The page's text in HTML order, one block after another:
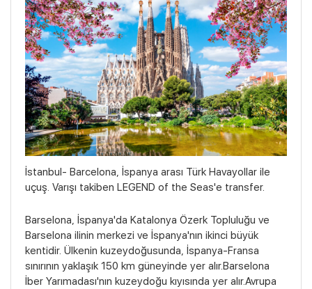
İstanbul- Barcelona, İspanya arası Türk Havayollar ile
uçuş. Varışı takiben LEGEND of the Seas'e transfer.
Barselona, İspanya'da Katalonya Özerk Topluluğu ve
Barselona ilinin merkezi ve İspanya'nın ikinci büyük
kentidir. Ülkenin kuzeydoğusunda, İspanya-Fransa
sınırının yaklaşık 150 km güneyinde yer alır.Barselona
İber Yarımadası'nın kuzeydoğu kıyısında yer alır.Avrupa